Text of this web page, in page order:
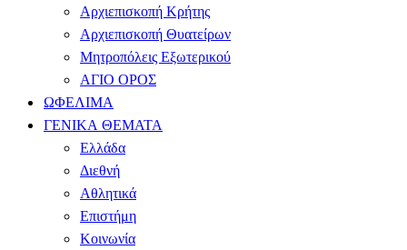
Αρχιεπισκοπή Κρήτης
Αρχιεπισκοπή Θυατείρων
Μητροπόλεις Εξωτερικού
ΑΓΙΟ ΟΡΟΣ
ΩΦΕΛΙΜΑ
ΓΕΝΙΚΑ ΘΕΜΑΤΑ
Ελλάδα
Διεθνή
Αθλητικά
Επιστήμη
Κοινωνία